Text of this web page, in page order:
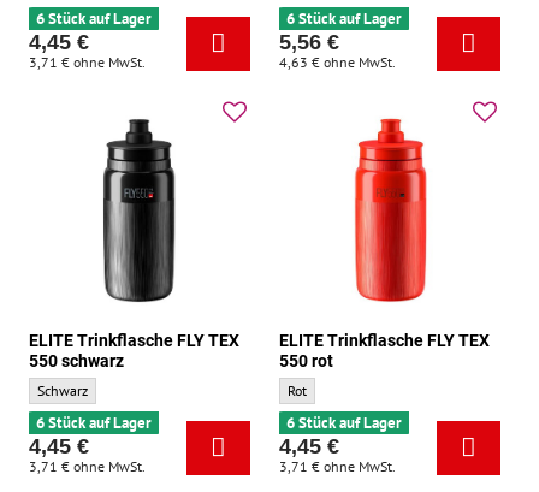
6 Stück auf Lager
4,45 €
3,71 € ohne MwSt.
6 Stück auf Lager
5,56 €
4,63 € ohne MwSt.
ELITE Trinkflasche FLY TEX
550 schwarz
ELITE Trinkflasche FLY TEX 550 schwarz - Grundfarbe:
Schwarz
6 Stück auf Lager
4,45 €
3,71 € ohne MwSt.
ELITE Trinkflasche FLY TEX
550 rot
ELITE Trinkflasche FLY TEX 550 rot -
Rot
6 Stück auf Lager
4,45 €
3,71 € ohne MwSt.